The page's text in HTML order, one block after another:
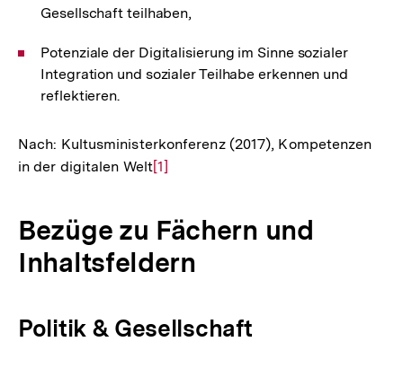
Gesellschaft teilhaben,
Potenziale der Digitalisierung im Sinne sozialer
Integration und sozialer Teilhabe erkennen und
reflektieren.
Nach: Kultusministerkonferenz (2017), Kompetenzen
in der digitalen WeltZur
Fußnote
[1]
Bezüge zu Fächern und
Inhaltsfeldern
Politik & Gesellschaft